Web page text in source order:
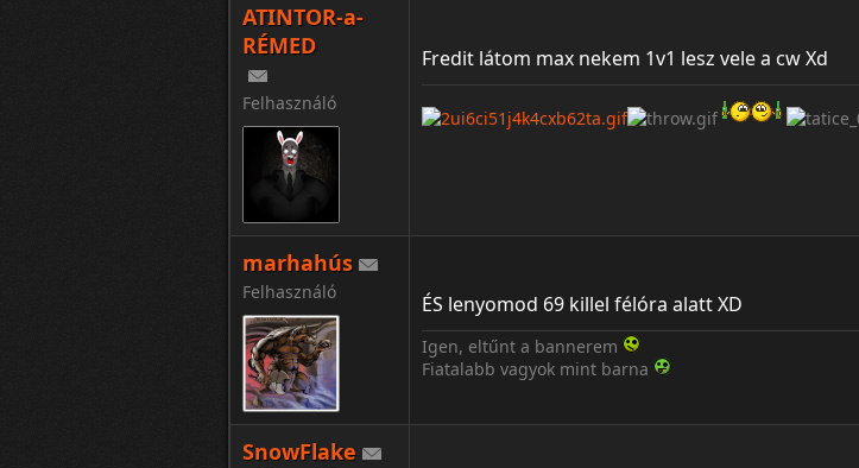
ATINTOR-a-
RÉMED
Felhasználó
Fredit látom max nekem 1v1 lesz vele a cw Xd
marhahús
Felhasználó
ÉS lenyomod 69 killel félóra alatt XD
Igen, eltűnt a bannerem
Fiatalabb vagyok mint barna
SnowFlake